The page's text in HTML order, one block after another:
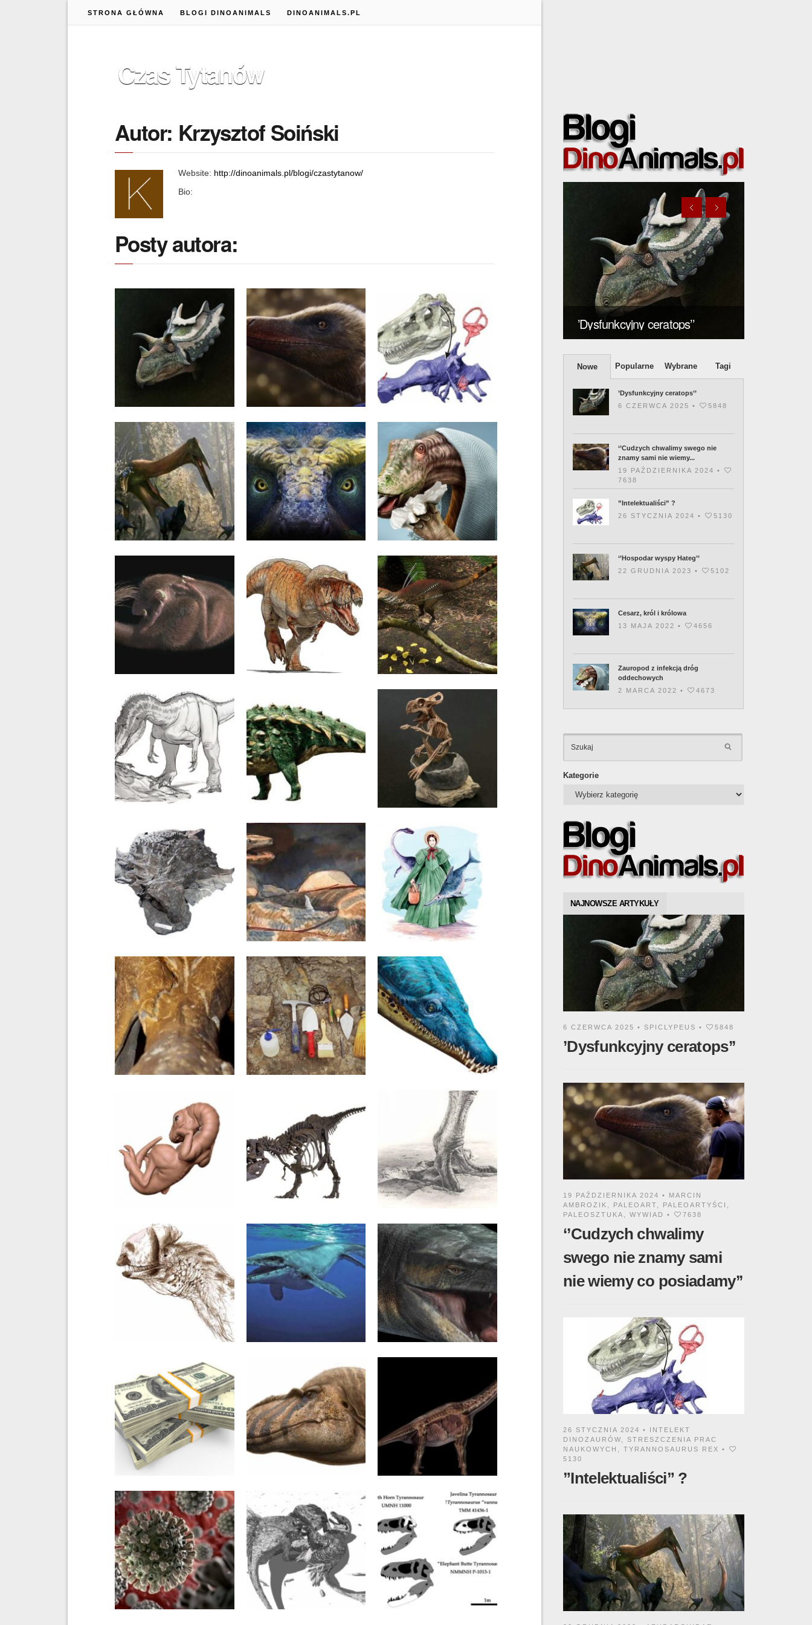
STRONA GŁÓWNA BLOGI DINOANIMALS DINOANIMALS.PL
Czas Tytanów
Autor: Krzysztof Soiński
Website: http://dinoanimals.pl/blogi/czastytanow/
Bio:
Posty autora:
’Dysfunkcyjny ceratops’’
19 PAŹDZIERNIKA 2024
‘’Cudzych chwalimy
swego nie znamy sami nie
wiemy co posiadamy’’
26 STYCZNIA 2024
”Intelektualiści” ?
22 GRUDNIA 2023
‘’Hospodar wyspy Hateg’’
13 MAJA 2022
Cesarz, król i królowa
2 MARCA 2022
Zauropod z infekcją dróg
oddechowych
Zarodek wewnątrz
skamieniałego jaja
ujawnia związek między
współczesnymi ptakami a
dinozaurami
23 GRUDNIA 2021
Czy Tyrannosaurus rex
mógł być gatunkiem
inwazyjnym?
16 WRZEŚNIA 2021
Dinozaur z keratynowymi
„wstążkami”
2 WRZEŚNIA 2021
Allosaurus jurajskim
nekrofagiem
Niszczyciel goleni z
późnej kredy
24 CZERWCA 2021
Twarde dowody na
miękkie skorupy
skamieniałych jaj
10 CZERWCA 2021
Prehistoryczna Mona Lisa
– Borealopelta
markmitchelli
24 MAJA 2021
Drapieżnictwo na
wykluwających się
zauropodach z rodziny
tytanozaurów przez węża
z późnej kredy Indii
6 MAJA 2021
Mary Anning
17 KWIETNIA 2021
Oko teropoda
7 STYCZNIA 2021
Dziesięć największych
osiągnięć paleontologii
związanych z dinozaurami
ostatniej dekady
22 GRUDNIA 2020
W poszukiwaniu
gigantycznych pliozaurów
i ichtiozaurów wielkości
największych
współczesnych
wielorybów
27 PAŹDZIERNIKA 2020
Odkrycie pierwszych
skamieniałości zarodków
tyranozaura (bądź dopiero
co wyklutych)
Licytacja „Stana” porażka
dla nauki czyli moje
personalne przemyślenia
na temat sprzedaży.
1 PAŹDZIERNIKA 2020
Największy znany
(obecnie) ślad teropoda
24 WRZEŚNIA 2020
Nowe spojrzenie na
Dilophosaurus
11 WRZEŚNIA 2020
Prognathodon
3 LIPCA 2020
Mosasauridae
7 CZERWCA 2020
Transakcje materiałem
kopalnym i problematyka
z nimi związana
Bistahieversor sealeyi
(na przykładzie
Giraffatitan brancai)
8 KWIETNIA 2020
Rzęsistkowica –
„prehistoryczny
koronawirus”
dziesiątkujący
Tyranozaury
4 KWIETNIA 2020
„Zamrożeni w czasie”
31 MARCA 2020
„Alamotyrannus
brinkmani”
Mary Anning ’Dysfunkcyjny ceratops’’
Nowe Popularne Wybrane Tagi
’Dysfunkcyjny ceratops’’
6 CZERWCA 2025 •
5848
‘’Cudzych chwalimy swego nie
znamy sami nie wiemy...
19 PAŹDZIERNIKA 2024 •
7638
”Intelektualiści” ?
26 STYCZNIA 2024 •
5130
‘’Hospodar wyspy Hateg’’
22 GRUDNIA 2023 •
5102
Cesarz, król i królowa
13 MAJA 2022 •
4656
Zauropod z infekcją dróg
oddechowych
2 MARCA 2022 •
4673
Kategorie
NAJNOWSZE ARTYKUŁY
6 CZERWCA 2025 • SPICLYPEUS • 5848
’Dysfunkcyjny ceratops’’
19 PAŹDZIERNIKA 2024 • MARCIN
AMBROZIK
PALEOART PALEOARTYŚCI
PALEOSZTUKA
WYWIAD • 7638
‘’Cudzych chwalimy
swego nie znamy sami
nie wiemy co posiadamy’’
26 STYCZNIA 2024 • INTELEKT
DINOZAURÓW
STRESZCZENIA PRAC
NAUKOWYCH
TYRANNOSAURUS REX •
5130
”Intelektualiści” ?